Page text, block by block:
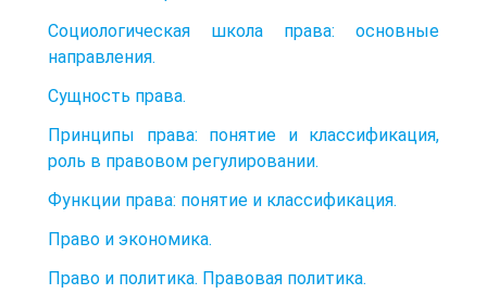
Социологическая школа права: основные
направления.
Сущность права.
Принципы права: понятие и классификация,
роль в правовом регулировании.
Функции права: понятие и классификация.
Право и экономика.
Право и политика. Правовая политика.